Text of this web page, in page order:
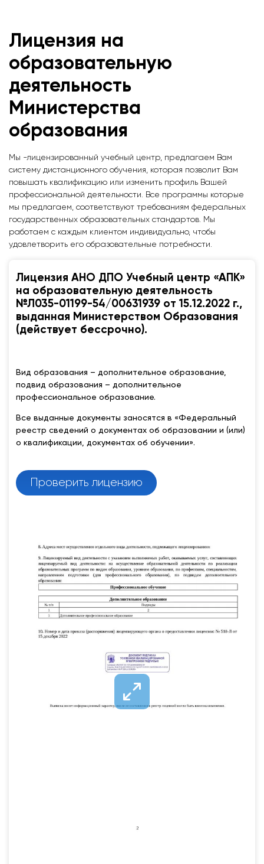
Лицензия на
образовательную
деятельность
Министерства
образования
Мы -лицензированный учебный центр, предлагаем Вам
систему дистанционного обучения, которая позволит Вам
повышать квалификацию или изменить профиль Вашей
профессиональной деятельности. Все программы которые
мы предлагаем, соответствуют требованиям федеральных
государственных образовательных стандартов. Мы
работаем с каждым клиентом индивидуально, чтобы
удовлетворить его образовательные потребности.
Лицензия АНО ДПО Учебный центр «АПК»
на образовательную деятельность
№Л035-01199-54/00631939 от 15.12.2022 г.,
выданная Министерством Образования
(действует бессрочно).
Вид образования – дополнительное образование,
подвид образования – дополнительное
профессиональное образование.
Все выданные документы заносятся в «Федеральный
реестр сведений о документах об образовании и (или)
о квалификации, документах об обучении».
Проверить лицензию